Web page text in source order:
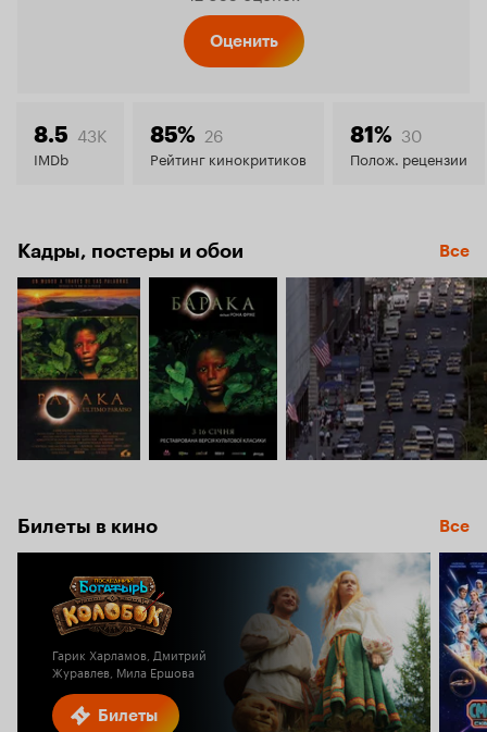
8.2
Оценить
8.5 43K
IMDb
85% 26
Рейтинг кинокритиков
81% 30
Полож. рецензии
Кадры, постеры и обои Все
Билеты в кино Все
Билеты
Гарик Харламов, Дмитрий
Журавлев, Мила Ершова